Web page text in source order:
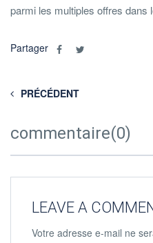
parmi les multiples offres dans
Partager
PRÉCÉDENT
commentaire(0)
LEAVE A
Votre adresse e-mail ne